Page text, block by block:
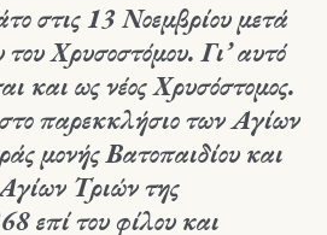
στις 13 Νοεμβρίου μετά
Χρυσοστόμου. Γι’ αυτό
και ως νέος Χρυσόστομος.
παρεκκλήσιο των Αγίων
μονής Βατοπαιδίου και
Τριών της
επί του φίλου και